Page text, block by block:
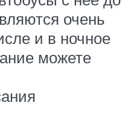
очень
и в ночное
можете